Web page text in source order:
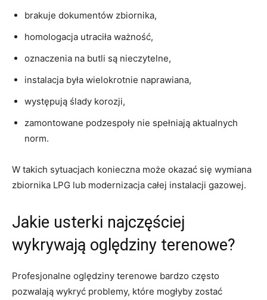
brakuje dokumentów zbiornika,
homologacja utraciła ważność,
oznaczenia na butli są nieczytelne,
instalacja była wielokrotnie naprawiana,
występują ślady korozji,
zamontowane podzespoły nie spełniają aktualnych
norm.
W takich sytuacjach konieczna może okazać się wymiana
zbiornika LPG lub modernizacja całej instalacji gazowej.
Jakie usterki najczęściej
wykrywają oględziny terenowe?
Profesjonalne oględziny terenowe bardzo często
pozwalają wykryć problemy, które mogłyby zostać